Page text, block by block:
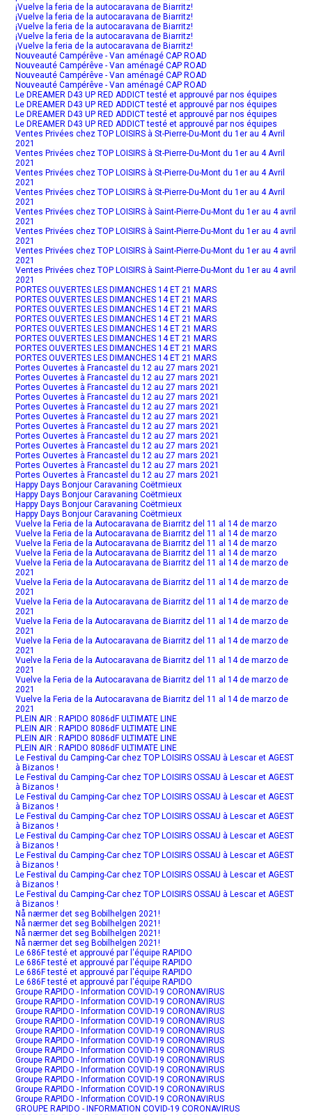
¡Vuelve la feria de la autocaravana de Biarritz!
¡Vuelve la feria de la autocaravana de Biarritz!
¡Vuelve la feria de la autocaravana de Biarritz!
¡Vuelve la feria de la autocaravana de Biarritz!
¡Vuelve la feria de la autocaravana de Biarritz!
Nouveauté Campérêve - Van aménagé CAP ROAD
Nouveauté Campérêve - Van aménagé CAP ROAD
Nouveauté Campérêve - Van aménagé CAP ROAD
Nouveauté Campérêve - Van aménagé CAP ROAD
Le DREAMER D43 UP RED ADDICT testé et approuvé par nos équipes
Le DREAMER D43 UP RED ADDICT testé et approuvé par nos équipes
Le DREAMER D43 UP RED ADDICT testé et approuvé par nos équipes
Le DREAMER D43 UP RED ADDICT testé et approuvé par nos équipes
Ventes Privées chez TOP LOISIRS à St-Pierre-Du-Mont du 1er au 4 Avril
2021
Ventes Privées chez TOP LOISIRS à St-Pierre-Du-Mont du 1er au 4 Avril
2021
Ventes Privées chez TOP LOISIRS à St-Pierre-Du-Mont du 1er au 4 Avril
2021
Ventes Privées chez TOP LOISIRS à St-Pierre-Du-Mont du 1er au 4 Avril
2021
Ventes Privées chez TOP LOISIRS à Saint-Pierre-Du-Mont du 1er au 4 avril
2021
Ventes Privées chez TOP LOISIRS à Saint-Pierre-Du-Mont du 1er au 4 avril
2021
Ventes Privées chez TOP LOISIRS à Saint-Pierre-Du-Mont du 1er au 4 avril
2021
Ventes Privées chez TOP LOISIRS à Saint-Pierre-Du-Mont du 1er au 4 avril
2021
PORTES OUVERTES LES DIMANCHES 14 ET 21 MARS
PORTES OUVERTES LES DIMANCHES 14 ET 21 MARS
PORTES OUVERTES LES DIMANCHES 14 ET 21 MARS
PORTES OUVERTES LES DIMANCHES 14 ET 21 MARS
PORTES OUVERTES LES DIMANCHES 14 ET 21 MARS
PORTES OUVERTES LES DIMANCHES 14 ET 21 MARS
PORTES OUVERTES LES DIMANCHES 14 ET 21 MARS
PORTES OUVERTES LES DIMANCHES 14 ET 21 MARS
Portes Ouvertes à Francastel du 12 au 27 mars 2021
Portes Ouvertes à Francastel du 12 au 27 mars 2021
Portes Ouvertes à Francastel du 12 au 27 mars 2021
Portes Ouvertes à Francastel du 12 au 27 mars 2021
Portes Ouvertes à Francastel du 12 au 27 mars 2021
Portes Ouvertes à Francastel du 12 au 27 mars 2021
Portes Ouvertes à Francastel du 12 au 27 mars 2021
Portes Ouvertes à Francastel du 12 au 27 mars 2021
Portes Ouvertes à Francastel du 12 au 27 mars 2021
Portes Ouvertes à Francastel du 12 au 27 mars 2021
Portes Ouvertes à Francastel du 12 au 27 mars 2021
Portes Ouvertes à Francastel du 12 au 27 mars 2021
Happy Days Bonjour Caravaning Coëtmieux
Happy Days Bonjour Caravaning Coëtmieux
Happy Days Bonjour Caravaning Coëtmieux
Happy Days Bonjour Caravaning Coëtmieux
Vuelve la Feria de la Autocaravana de Biarritz del 11 al 14 de marzo
Vuelve la Feria de la Autocaravana de Biarritz del 11 al 14 de marzo
Vuelve la Feria de la Autocaravana de Biarritz del 11 al 14 de marzo
Vuelve la Feria de la Autocaravana de Biarritz del 11 al 14 de marzo
Vuelve la Feria de la Autocaravana de Biarritz del 11 al 14 de marzo de
2021
Vuelve la Feria de la Autocaravana de Biarritz del 11 al 14 de marzo de
2021
Vuelve la Feria de la Autocaravana de Biarritz del 11 al 14 de marzo de
2021
Vuelve la Feria de la Autocaravana de Biarritz del 11 al 14 de marzo de
2021
Vuelve la Feria de la Autocaravana de Biarritz del 11 al 14 de marzo de
2021
Vuelve la Feria de la Autocaravana de Biarritz del 11 al 14 de marzo de
2021
Vuelve la Feria de la Autocaravana de Biarritz del 11 al 14 de marzo de
2021
Vuelve la Feria de la Autocaravana de Biarritz del 11 al 14 de marzo de
2021
PLEIN AIR : RAPIDO 8086dF ULTIMATE LINE
PLEIN AIR : RAPIDO 8086dF ULTIMATE LINE
PLEIN AIR : RAPIDO 8086dF ULTIMATE LINE
PLEIN AIR : RAPIDO 8086dF ULTIMATE LINE
Le Festival du Camping-Car chez TOP LOISIRS OSSAU à Lescar et AGEST
à Bizanos !
Le Festival du Camping-Car chez TOP LOISIRS OSSAU à Lescar et AGEST
à Bizanos !
Le Festival du Camping-Car chez TOP LOISIRS OSSAU à Lescar et AGEST
à Bizanos !
Le Festival du Camping-Car chez TOP LOISIRS OSSAU à Lescar et AGEST
à Bizanos !
Le Festival du Camping-Car chez TOP LOISIRS OSSAU à Lescar et AGEST
à Bizanos !
Le Festival du Camping-Car chez TOP LOISIRS OSSAU à Lescar et AGEST
à Bizanos !
Le Festival du Camping-Car chez TOP LOISIRS OSSAU à Lescar et AGEST
à Bizanos !
Le Festival du Camping-Car chez TOP LOISIRS OSSAU à Lescar et AGEST
à Bizanos !
Nå nærmer det seg Bobilhelgen 2021!
Nå nærmer det seg Bobilhelgen 2021!
Nå nærmer det seg Bobilhelgen 2021!
Nå nærmer det seg Bobilhelgen 2021!
Le 686F testé et approuvé par l'équipe RAPIDO
Le 686F testé et approuvé par l'équipe RAPIDO
Le 686F testé et approuvé par l'équipe RAPIDO
Le 686F testé et approuvé par l'équipe RAPIDO
Groupe RAPIDO - Information COVID-19 CORONAVIRUS
Groupe RAPIDO - Information COVID-19 CORONAVIRUS
Groupe RAPIDO - Information COVID-19 CORONAVIRUS
Groupe RAPIDO - Information COVID-19 CORONAVIRUS
Groupe RAPIDO - Information COVID-19 CORONAVIRUS
Groupe RAPIDO - Information COVID-19 CORONAVIRUS
Groupe RAPIDO - Information COVID-19 CORONAVIRUS
Groupe RAPIDO - Information COVID-19 CORONAVIRUS
Groupe RAPIDO - Information COVID-19 CORONAVIRUS
Groupe RAPIDO - Information COVID-19 CORONAVIRUS
Groupe RAPIDO - Information COVID-19 CORONAVIRUS
Groupe RAPIDO - Information COVID-19 CORONAVIRUS
GROUPE RAPIDO - INFORMATION COVID-19 CORONAVIRUS